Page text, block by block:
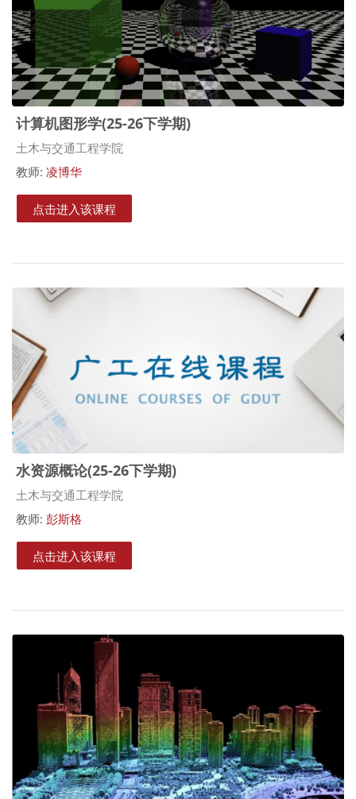
计算机图形学(25-26下学期)
课程类别
土木与交通工程学院
教师: 凌博华
点击进入该课程
水资源概论(25-26下学期)
课程类别
土木与交通工程学院
教师: 彭斯格
点击进入该课程